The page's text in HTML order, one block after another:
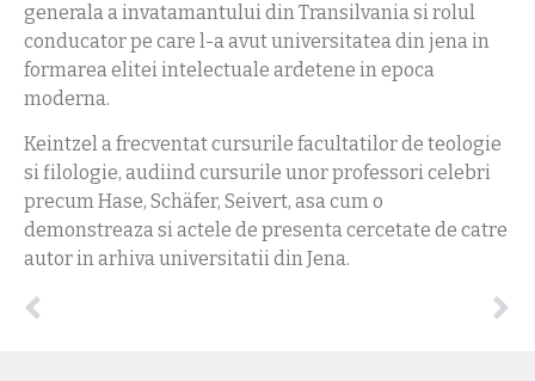
generala a invatamantului din Transilvania si rolul
conducator pe care l-a avut universitatea din jena in
formarea elitei intelectuale ardetene in epoca
moderna.
Keintzel a frecventat cursurile facultatilor de teologie
si filologie, audiind cursurile unor professori celebri
precum Hase, Schäfer, Seivert, asa cum o
demonstreaza si actele de presenta cercetate de catre
autor in arhiva universitatii din Jena.